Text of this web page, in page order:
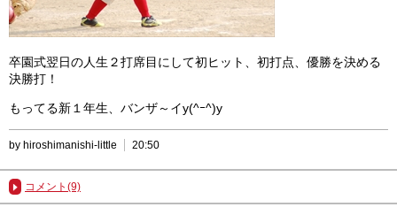
卒園式翌日の人生２打席目にして初ヒット、初打点、優勝を決める
決勝打！
もってる新１年生、バンザ～イy(^ｰ^)y
by hiroshimanishi-little 20:50
コメント(9)